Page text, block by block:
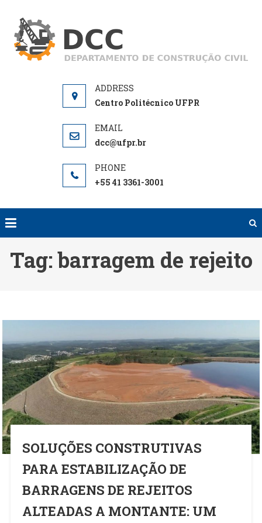
content
Centro Politécnico UFPR
dcc@ufpr.br
+55 41 3361-3001
Tag:barragem de rejeito
SOLUÇÕES CONSTRUTIVAS
PARA ESTABILIZAÇÃO DE
BARRAGENS DE REJEITOS
ALTEADAS A MONTANTE: UM